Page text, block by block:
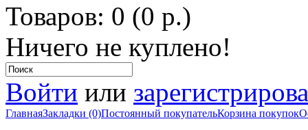
Товаров: 0 (0 р.)
Ничего не куплено!
Войти или
ГлавнаяЗакладки (0)Постоянный покупательКорзина покупок